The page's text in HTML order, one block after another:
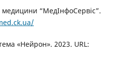
медицини “МедІнфоСервіс”.
«Нейрон». 2023. URL: